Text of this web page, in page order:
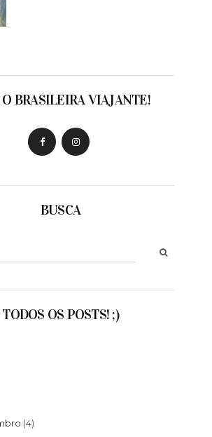
BRASILEIRA VIAJANTE!
BUSCA
TODOS OS POSTS! ;)
(4)